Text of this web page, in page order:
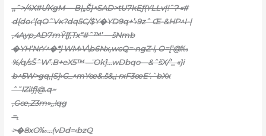
‚‚ˆ>/4X#ƯKgM— B|„Š]^SAD>tU7kEƒ(YLLv|!ˆɁ «#
d{do‹‘{qO˜Vĸ?dq5C/$Y�YD9q+’›9zˆ Œ-&HP^I-|
‚4Ayp‚AD7mŸ{ƒ‚Tx“#ˆ™’ —šNmb
�YH’NrY^�ܻ*l WM›V\b6Nx,wcQ=•ngZ•i, O=[‘@‰
%/q/sŠˆW’.B+eX5™ —͞Ok]…wDbqo—&ˆšX/’_ «}i
b^5W>gq,|S]›G_^mYœ&.š&,; rxF3œE’.`bXx
ˆ˜lZiIƒ]@.q~
‚Gœ,Z3m»‚,!qg
=˻
>�8xO‰…(vDd=‹bzQ